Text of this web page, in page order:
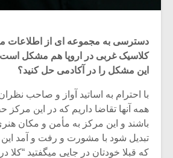
دسترسی به مجموعه ای از اطلاعات
کلاسیک غربی در اروپا هم مشکل
این مشکل را در آکادمی حل کنید؟
با احترام به اساتید آواز و صاحب
همه آنها تقاضا داریم که در این
باشند و این مرکز به مأمن و مکان
تبدیل شود با مشورت و رفت و آمد این
که قبلا خودتان در جایی میگفتید “کلا